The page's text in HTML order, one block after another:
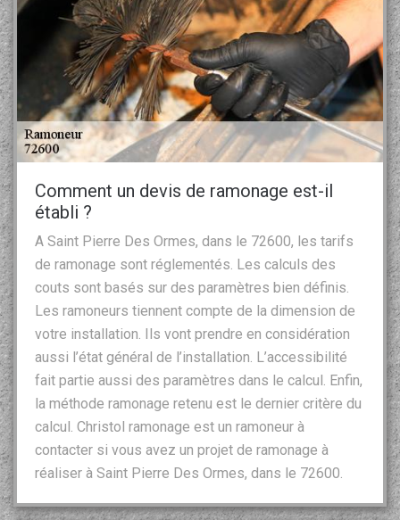
Comment un devis de ramonage est-il
établi ?
A Saint Pierre Des Ormes, dans le 72600, les tarifs
de ramonage sont réglementés. Les calculs des
couts sont basés sur des paramètres bien définis.
Les ramoneurs tiennent compte de la dimension de
votre installation. Ils vont prendre en considération
aussi l’état général de l’installation. L’accessibilité
fait partie aussi des paramètres dans le calcul. Enfin,
la méthode ramonage retenu est le dernier critère du
calcul. Christol ramonage est un ramoneur à
contacter si vous avez un projet de ramonage à
réaliser à Saint Pierre Des Ormes, dans le 72600.